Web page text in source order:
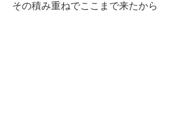
その積み重ねでここまで来たから